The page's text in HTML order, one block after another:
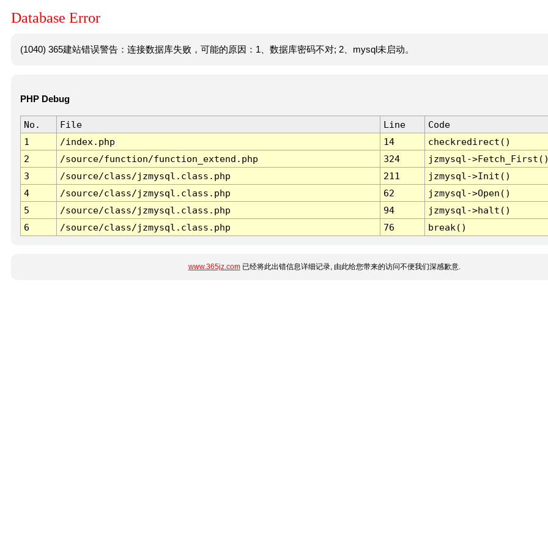
Database Error
(1040) 365建站错误警告：连接数据库失败，可能的原因：1、数据库密码不对; 2、mysql未启动。
PHP Debug
No. File Line
Code
1
/index.php 14
checkredirect()
2
/source/function/function_extend.php 324
jzmysql-
3
/source/class/jzmysql.class.php 211
jzmysql->Init()
4
/source/class/jzmysql.class.php 62
jzmysql->Open()
5
/source/class/jzmysql.class.php 94
jzmysql->halt()
6
/source/class/jzmysql.class.php 76 break()
www.365jz.com已经将此出错信息详细记录, 由此给您带来的访问不便我们深感歉意.